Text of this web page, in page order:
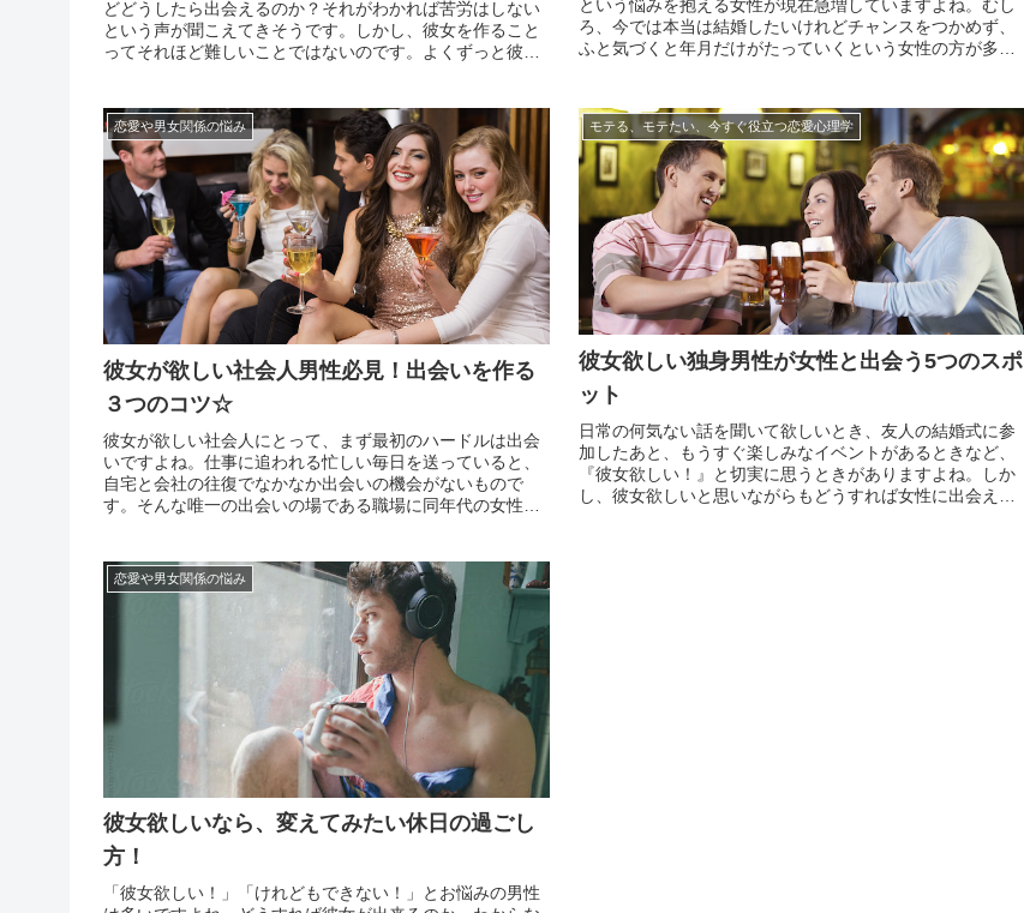
どどうしたら出会えるのか？それがわかれば苦労はしない
という声が聞こえてきそうです。しかし、彼女を作ること
ってそれほど難しいことではないのです。よくずっと彼女
ない人は...
という悩みを抱える女性が現在急増していますよね。むし
ろ、今では本当は結婚したいけれどチャンスをつかめず、
ふと気づくと年月だけがたっていくという女性の方が多い
きているの...
恋愛や男女関係の悩み
彼女が欲しい社会人男性必見！出会いを作る
３つのコツ☆
彼女が欲しい社会人にとって、まず最初のハードルは出会
いですよね。仕事に追われる忙しい毎日を送っていると、
自宅と会社の往復でなかなか出会いの機会がないもので
す。そんな唯一の出会いの場である職場に同年代の女性が
会わなけれ...
モテる、モテたい、今すぐ役立つ恋愛心理学
彼女欲しい独身男性が女性と出会う5つのスポ
ット
日常の何気ない話を聞いて欲しいとき、友人の結婚式に参
加したあと、もうすぐ楽しみなイベントがあるときなど、
『彼女欲しい！』と切実に思うときがありますよね。しか
し、彼女欲しいと思いながらもどうすれば女性に出会える
恋愛や男女関係の悩み
彼女欲しいなら、変えてみたい休日の過ごし
方！
「彼女欲しい！」「けれどもできない！」とお悩みの男性